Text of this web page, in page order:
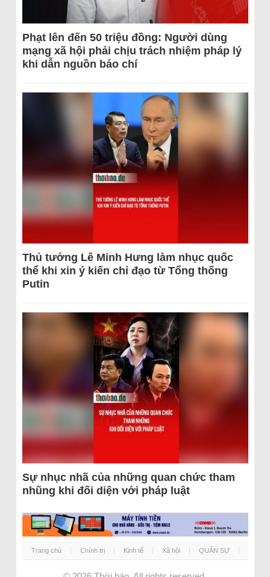
Phạt lên đến 50 triệu đồng: Người dùng
mạng xã hội phải chịu trách nhiệm pháp lý
khi dẫn nguồn báo chí
Thủ tướng Lê Minh Hưng làm nhục quốc
thể khi xin ý kiến chỉ đạo từ Tổng thống
Putin
Sự nhục nhã của những quan chức tham
nhũng khi đối diện với pháp luật
Trang chủ Chính trị Kinh tế Xã hội QUÂN SỰ